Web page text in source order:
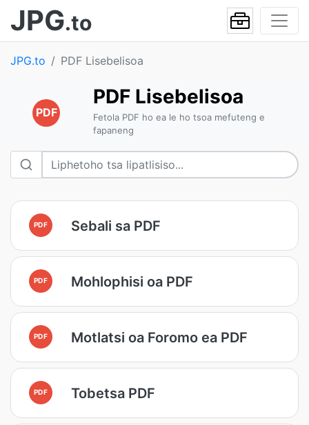
JPG.to
JPG.to PDF Lisebelisoa
PDF
PDF Lisebelisoa
Fetola PDF ho ea le ho tsoa mefuteng e
fapaneng
PDF Sebali sa PDF
PDF Mohlophisi oa PDF
PDF Motlatsi oa Foromo ea PDF
PDF Tobetsa PDF